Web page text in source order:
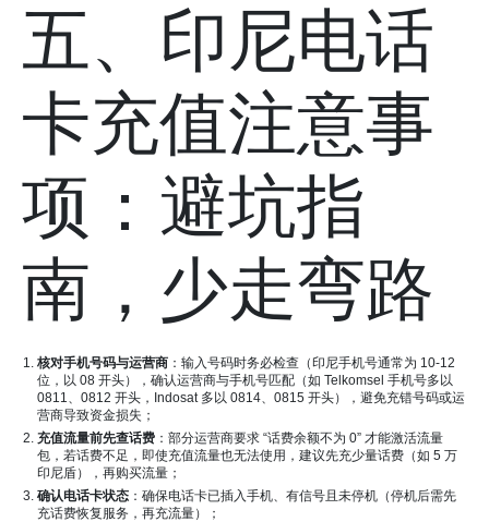
五、印尼电话
卡充值注意事
项：避坑指
南，少走弯路
核对手机号码与运营商 ：输入号码时务必检查（印尼手机号通常为 10-12
位，以 08 开头），确认运营商与手机号匹配（如 Telkomsel 手机号多以
0811、0812 开头，Indosat 多以 0814、0815 开头），避免充错号码或运
营商导致资金损失；
充值流量前先查话费 ：部分运营商要求 “话费余额不为 0” 才能激活流量
包，若话费不足，即使充值流量也无法使用，建议先充少量话费（如 5 万
印尼盾），再购买流量；
确认电话卡状态 ：确保电话卡已插入手机、有信号且未停机（停机后需先
充话费恢复服务，再充流量）；